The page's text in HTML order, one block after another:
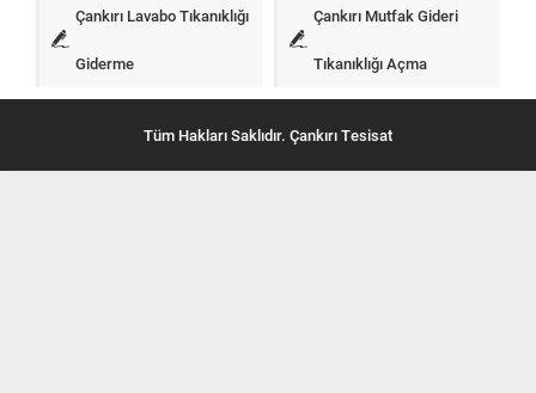
Çankırı Lavabo Tıkanıklığı
Giderme
Çankırı Mutfak Gideri
Tıkanıklığı Açma
Tüm Hakları Saklıdır. Çankırı Tesisat